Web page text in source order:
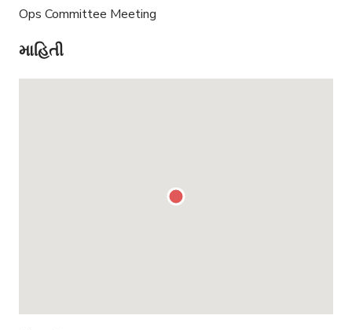
Ops Committee Meeting
માહિતી